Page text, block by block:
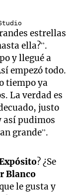
estrellas
ella?”.
y llegué a
empezó todo.
tiempo ya
La verdad es
justo
así pudimos
grande”.
? ¿Se
Blanco
le gusta y